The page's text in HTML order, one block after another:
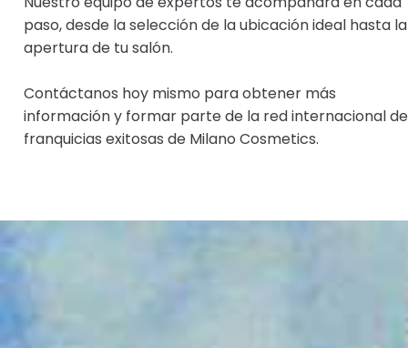
paso, desde la selección de la ubicación ideal hasta la
apertura de tu salón.
Contáctanos hoy mismo para obtener más
información y formar parte de la red internacional de
franquicias exitosas de Milano Cosmetics.